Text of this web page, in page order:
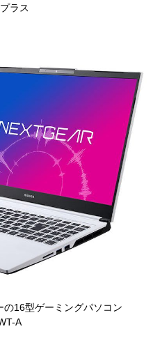
ラス
の16型ゲーミングパソコン
A